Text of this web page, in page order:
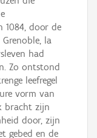
1084, door de
la
had
Zo ontstond
leefregel
vorm van
bracht zijn
door, zijn
gebed en de